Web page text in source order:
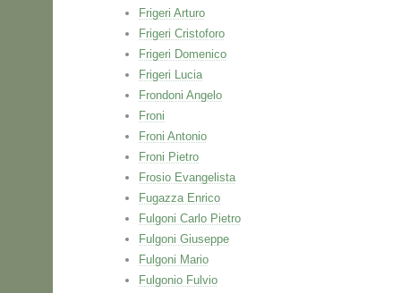
Frigeri Arturo
Frigeri Cristoforo
Frigeri Domenico
Frigeri Lucia
Frondoni Angelo
Froni
Froni Antonio
Froni Pietro
Frosio Evangelista
Fugazza Enrico
Fulgoni Carlo Pietro
Fulgoni Giuseppe
Fulgoni Mario
Fulgonio Fulvio